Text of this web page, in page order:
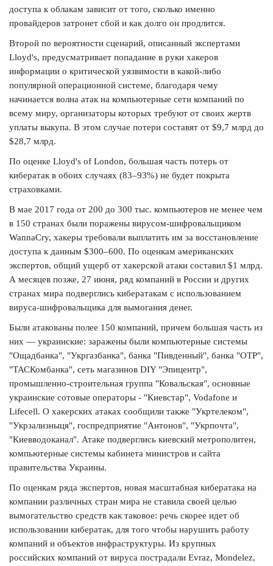
доступа к облакам зависит от того, сколько именно
провайдеров затронет сбой и как долго он продлится.
Второй по вероятности сценарий, описанный экспертами
Lloyd's, предусматривает попадание в руки хакеров
информации о критической уязвимости в какой-либо
популярной операционной системе, благодаря чему
начинается волна атак на компьютерные сети компаний по
всему миру, организаторы которых требуют от своих жертв
уплаты выкупа. В этом случае потери составят от $9,7 млрд до
$28,7 млрд.
По оценке Lloyd's of London, большая часть потерь от
кибератак в обоих случаях (83–93%) не будет покрыта
страховками.
В мае 2017 года от 200 до 300 тыс. компьютеров не менее чем
в 150 странах были поражены вирусом-шифровальщиком
WannaCry, хакеры требовали выплатить им за восстановление
доступа к данным $300–600. По оценкам американских
экспертов, общий ущерб от хакерской атаки составил $1 млрд.
А месяцев позже, 27 июня, ряд компаний в России и других
странах мира подверглись кибератакам с использованием
вируса-шифровальщика для вымогания денег.
Были атакованы полее 150 компаний, причем большая часть из
них — украинские: заражены были компьютерные системы
"Ощадбанка", "Укргазбанка", банка "Пивденный", банка "ОТР",
"ТАСКомбанка", сеть магазинов DIY "Эпицентр",
промышленно-строительная группа "Ковальская", основные
украинские сотовые операторы - "Киевстар", Vodafone и
Lifecell. О хакерских атаках сообщили также "Укртелеком",
"Укрзализныця", госпредприятие "Антонов", "Укрпочта",
"Киевводоканал". Атаке подверглись киевский метрополитен,
компьютерные системы кабинета министров и сайта
правительства Украины.
По оценкам ряда экспертов, новая масштабная кибератака на
компании различных стран мира не ставила своей целью
вымогательство средств как таковое: речь скорее идет об
использовании кибератак, для того чтобы нарушить работу
компаний и объектов инфраструктуры. Из крупных
российских компаний от вируса пострадали Evraz, Mondelez,